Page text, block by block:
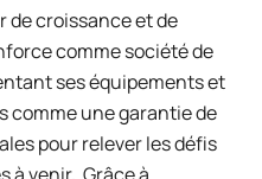
de croissance et de
comme société de
ses équipements et
comme une garantie de
pour relever les défis
à venir. Grâce à